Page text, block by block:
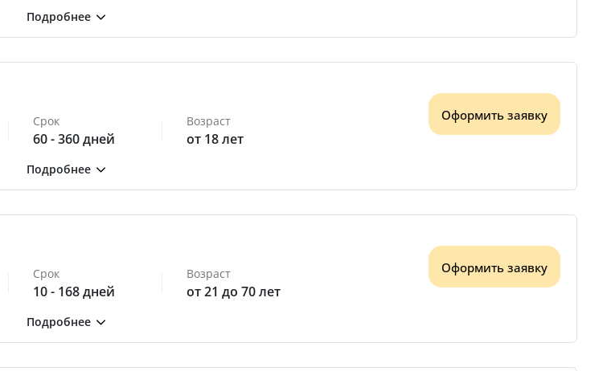
Срок
60 - 360 дней
Возраст
от 18 лет
Оформить заявку
Срок
10 - 168 дней
Возраст
от 21 до 70 лет
Оформить заявку